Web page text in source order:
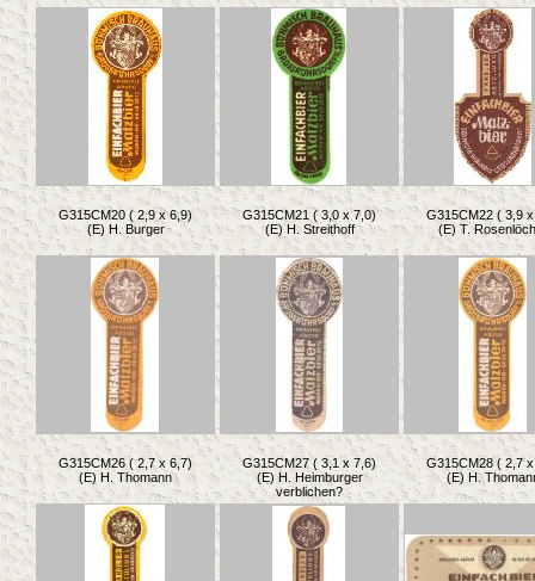
G315CM20 ( 2,9 x 6,9)
(E) H. Burger
G315CM21 ( 3,0 x 7,0)
(E) H. Streithoff
G315CM22 ( 3,9
(E) T.
G315CM26 ( 2,7 x 6,7)
(E) H. Thomann
G315CM27 ( 3,1 x 7,6)
(E) H. Heimburger
verblichen?
G315CM28 ( 2,7
(E) H.